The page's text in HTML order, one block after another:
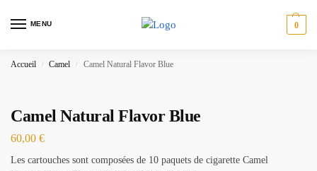
MENU 0
Accueil / Camel / Camel Natural Flavor Blue
Camel Natural Flavor Blue
60,00 €
Les cartouches sont composées de 10 paquets de cigarette Camel